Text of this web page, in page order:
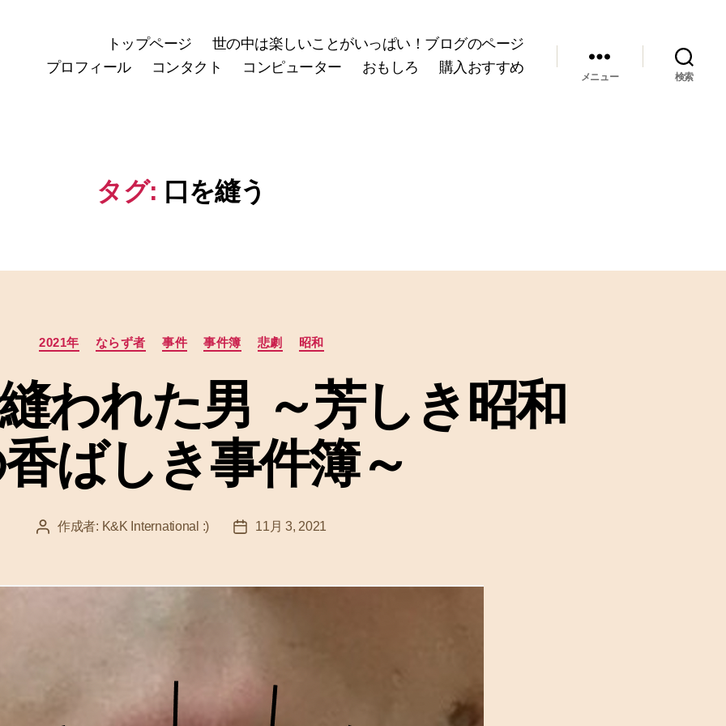
トップページ
世の中は楽しいことがいっぱい！ブログのページ
プロフィール
コンタクト コンピューター おもしろ 購入おすすめ
メニュー 検索
タグ: 口を縫う
カ
テ
ー
2021年 ならず者 事件 事件簿 悲劇 昭和
われた男 ～芳しき昭和
ばしき事件簿～
投 作成者: K&K International :)
投
11月 3, 2021